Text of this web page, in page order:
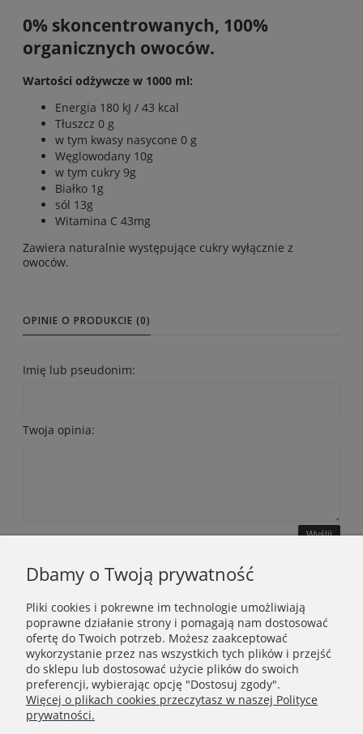
0% skoncentrowanych, 100%
organicznych owoców.
Wartości odżywcze w 1000 ml:
Energia 180 kJ / 43 kcal
Tłuszcz 0 g
w tym kwasy nasycone 0 g
Węglowodany 10g
w tym cukry 9g
Białko 1g
sól 13g
Witamina C 43mg
Zawiera naturalnie występujące cukry wyłącznie z
owoców.
OPINIE O PRODUKCIE (0)
Imię lub pseudonim:
Twoja opinia:
Wyślij
WAŻNE INFORMACJE
POLECANE STRONY
Dbamy o Twoją prywatność
Pliki cookies i pokrewne im technologie umożliwiają
poprawne działanie strony i pomagają nam dostosować
ofertę do Twoich potrzeb. Możesz zaakceptować
wykorzystanie przez nas wszystkich tych plików i przejść
do sklepu lub dostosować użycie plików do swoich
preferencji, wybierając opcję "Dostosuj zgody".
Więcej o plikach cookies przeczytasz w naszej Polityce
prywatności.